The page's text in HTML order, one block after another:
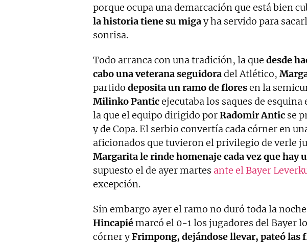
porque ocupa una demarcación que está bien
la historia tiene su migay ha servido para
sonrisa.
Todo arranca con una tradición, la que desde
cabo una veterana seguidoradel Atlético,
partido deposita un ramo de floresen la
Milinko Panticejecutaba los saques de
la que el equipo dirigido porRadomir Antic se
y de Copa. El serbio convertía cada córner en
aficionados que tuvieron el privilegio de verle
Margarita le rinde homenaje cada vez que hay
supuesto el de ayer martes ante el Bayer
excepción.
Sin embargo ayer el ramo no duró toda la
Hincapiémarcó el 0-1 los jugadores del Bayer
córner yFrimpong, dejándose llevar, pateó las